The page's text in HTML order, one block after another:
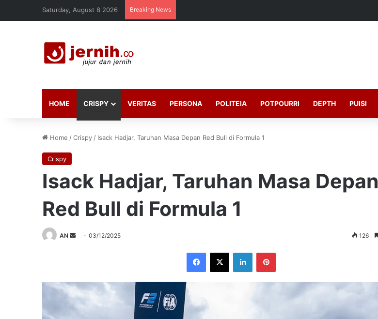
Saturday, August 8 2026 Breaking News
HOME CRISPY VERITAS PERSONA POLITEIA POTPOURRI DEPTH PUISI
Home /Crispy / Isack Hadjar, Taruhan Masa Depan Red Bull di Formula 1
Crispy
Isack Hadjar, Taruhan Masa Depan
Red Bull di Formula 1
AN
Send03/12/2025 126
Facebook
X LinkedInPinterest